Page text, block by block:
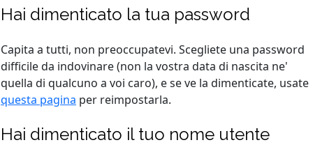
Hai dimenticato la tua password
Capita a tutti, non preoccupatevi. Scegliete una password
difficile da indovinare (non la vostra data di nascita ne'
quella di qualcuno a voi caro), e se ve la dimenticate, usate
questa pagina per reimpostarla.
Hai dimenticato il tuo nome utente